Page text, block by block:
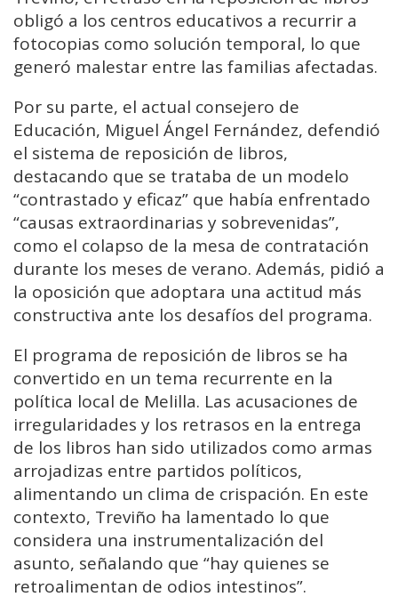
obligó a los centros educativos a recurrir a
fotocopias como solución temporal, lo que
generó malestar entre las familias afectadas.
Por su parte, el actual consejero de
Educación, Miguel Ángel Fernández, defendió
el sistema de reposición de libros,
destacando que se trataba de un modelo
“contrastado y eficaz” que había enfrentado
“causas extraordinarias y sobrevenidas”,
como el colapso de la mesa de contratación
durante los meses de verano. Además, pidió a
la oposición que adoptara una actitud más
constructiva ante los desafíos del programa.
El programa de reposición de libros se ha
convertido en un tema recurrente en la
política local de Melilla. Las acusaciones de
irregularidades y los retrasos en la entrega
de los libros han sido utilizados como armas
arrojadizas entre partidos políticos,
alimentando un clima de crispación. En este
contexto, Treviño ha lamentado lo que
considera una instrumentalización del
asunto, señalando que “hay quienes se
retroalimentan de odios intestinos”.